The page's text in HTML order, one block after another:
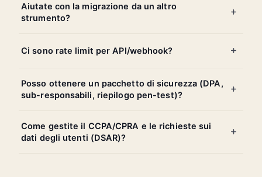
Aiutate con la migrazione da un altro
strumento?
Ci sono rate limit per API/webhook?
Posso ottenere un pacchetto di sicurezza (DPA,
sub-responsabili, riepilogo pen-test)?
Come gestite il CCPA/CPRA e le richieste sui
dati degli utenti (DSAR)?